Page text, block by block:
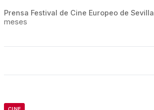
Prensa Festival de Cine Europeo de Sevilla
meses